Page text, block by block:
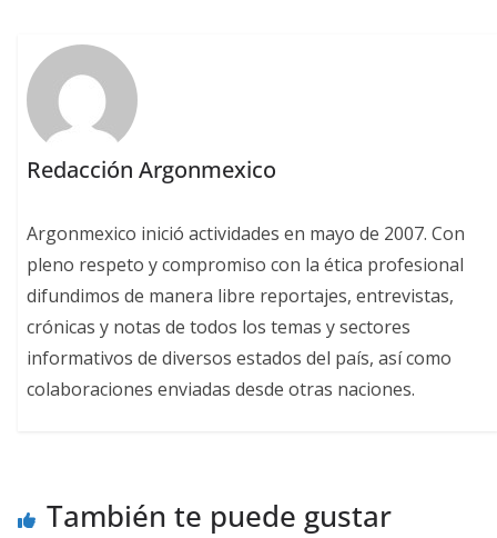
Redacción Argonmexico
Argonmexico inició actividades en mayo de 2007. Con
pleno respeto y compromiso con la ética profesional
difundimos de manera libre reportajes, entrevistas,
crónicas y notas de todos los temas y sectores
informativos de diversos estados del país, así como
colaboraciones enviadas desde otras naciones.
También te puede gustar